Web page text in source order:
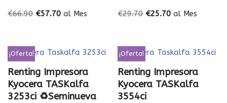
€66.90 €57.70 al Mes €29.70 €25.70 al Mes
¡Oferta!
Renting Impresora
Kyocera TASKalfa
3253ci ♻️Seminueva
¡Oferta!
Renting Impresora
Kyocera TASKalfa
3554ci